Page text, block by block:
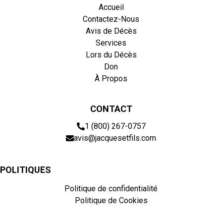
Accueil
Contactez-Nous
Avis de Décès
Services
Lors du Décès
Don
À Propos
CONTACT
1 (800) 267-0757
avis@jacquesetfils.com
POLITIQUES
Politique de confidentialité
Politique de Cookies